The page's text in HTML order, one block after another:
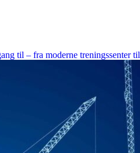
til – fra moderne treningssenter til